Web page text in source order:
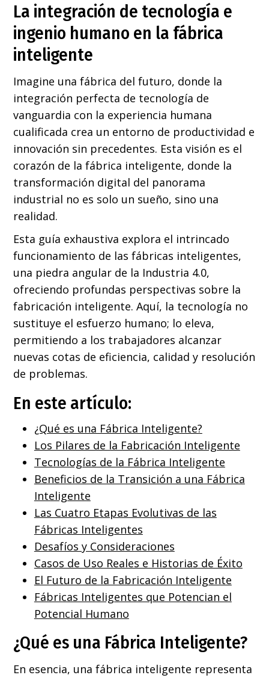
La integración de tecnología e
ingenio humano en la fábrica
inteligente
Imagine una fábrica del futuro, donde la
integración perfecta de tecnología de
vanguardia con la experiencia humana
cualificada crea un entorno de productividad e
innovación sin precedentes. Esta visión es el
corazón de la fábrica inteligente, donde la
transformación digital del panorama
industrial no es solo un sueño, sino una
realidad.
Esta guía exhaustiva explora el intrincado
funcionamiento de las fábricas inteligentes,
una piedra angular de la Industria 4.0,
ofreciendo profundas perspectivas sobre la
fabricación inteligente. Aquí, la tecnología no
sustituye el esfuerzo humano; lo eleva,
permitiendo a los trabajadores alcanzar
nuevas cotas de eficiencia, calidad y resolución
de problemas.
En este artículo:
¿Qué es una Fábrica Inteligente?
Los Pilares de la Fabricación Inteligente
Tecnologías de la Fábrica Inteligente
Beneficios de la Transición a una Fábrica
Inteligente
Las Cuatro Etapas Evolutivas de las
Fábricas Inteligentes
Desafíos y Consideraciones
Casos de Uso Reales e Historias de Éxito
El Futuro de la Fabricación Inteligente
Fábricas Inteligentes que Potencian el
Potencial Humano
¿Qué es una Fábrica Inteligente?
En esencia, una fábrica inteligente representa